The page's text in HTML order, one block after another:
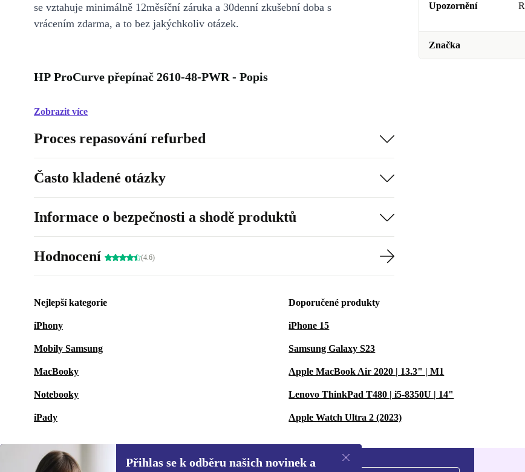
Upozornění
Značka
se vztahuje minimálně 12měsíční záruka a 30denní zkušební doba s
vrácením zdarma, a to bez jakýchkoliv otázek.
HP ProCurve přepínač 2610-48-PWR - Popis
Zobrazit více
Proces repasování refurbed
Často kladené otázky
Informace o bezpečnosti a shodě produktů
Hodnocení (4.6)
Nejlepší kategorie
iPhony
Mobily Samsung
MacBooky
Notebooky
iPady
Doporučené produkty
iPhone 15
Samsung Galaxy S23
Apple MacBook Air 2020 | 13.3" | M1
Lenovo ThinkPad T480 | i5-8350U | 14"
Apple Watch Ultra 2 (2023)
Přihlas se k odběru našich novinek a